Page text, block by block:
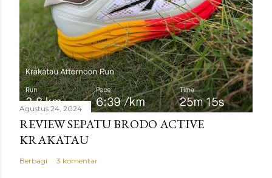
Agustus 24, 2024
REVIEW SEPATU BRODO ACTIVE
KRAKATAU
Berbagi 3 komentar